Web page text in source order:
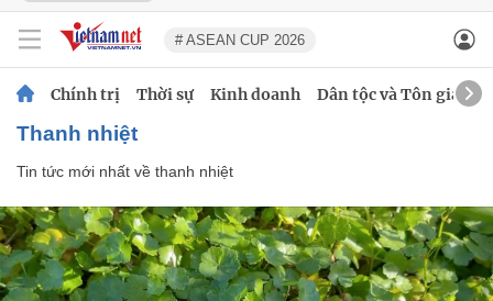
# ASEAN CUP 2026
Chính trị Thời sự Kinh doanh Dân tộc và Tôn giáo
thanh nhiệt
Tin tức mới nhất về thanh nhiệt